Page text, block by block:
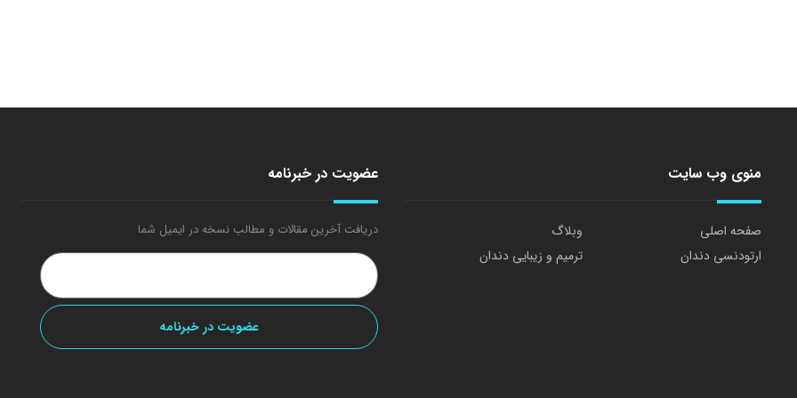
منوی وب سایت
صفحه اصلی
وبلاگ
ارتودنسی دندان
ترمیم و زیبایی دندان
عضویت در خبرنامه
دریافت آخرین مقالات و مطالب نسخه در ایمیل شما